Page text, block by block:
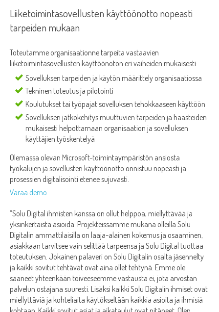
Liiketoimintasovellusten käyttöönotto nopeasti
tarpeiden mukaan
Toteutamme organisaationne tarpeita vastaavien
liiketoimintasovellusten käyttöönoton eri vaiheiden mukaisesti:
Sovelluksen tarpeiden ja käytön määrittely organisaatiossa
Tekninen toteutus ja pilotointi
Koulutukset tai työpajat sovelluksen tehokkaaseen käyttöön
Sovelluksen jatkokehitys muuttuvien tarpeiden ja haasteiden
mukaisesti helpottamaan organisaation ja sovelluksen
käyttäjien työskentelyä
Olemassa olevan Microsoft-toimintaympäristön ansiosta
työkalujen ja sovellusten käyttöönotto onnistuu nopeasti ja
prosessien digitalisointi etenee sujuvasti.
Varaa demo
”Solu Digital ihmisten kanssa on ollut helppoa, miellyttävää ja
yksinkertaista asioida. Projekteissamme mukana olleilla Solu
Digitalin ammattilaisilla on laaja-alainen kokemus ja osaaminen,
asiakkaan tarvitsee vain selittää tarpeensa ja Solu Digital tuottaa
toteutuksen. Jokainen palaveri on Solu Digitalin osalta jäsennelty
ja kaikki sovitut tehtävät ovat aina ollet tehtynä. Emme ole
saaneet yhteenkään toiveeseemme vastausta ei, jota arvostan
palvelun ostajana suuresti. Lisäksi kaikki Solu Digitalin ihmiset ovat
miellyttäviä ja kohteliaita käytökseltään kaikkia asioita ja ihmisiä